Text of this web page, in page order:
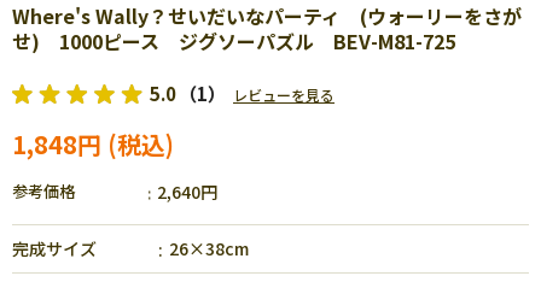
Where's Wally？せいだいなパーティ (ウォーリーをさが
せ) 1000ピース ジグソーパズル BEV-M81-725
5.0 （1） レビューを見る
1,848円
参考価格 2,640円
完成サイズ 26×38cm